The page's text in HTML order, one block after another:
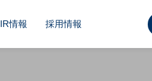
IR情報 採用情報